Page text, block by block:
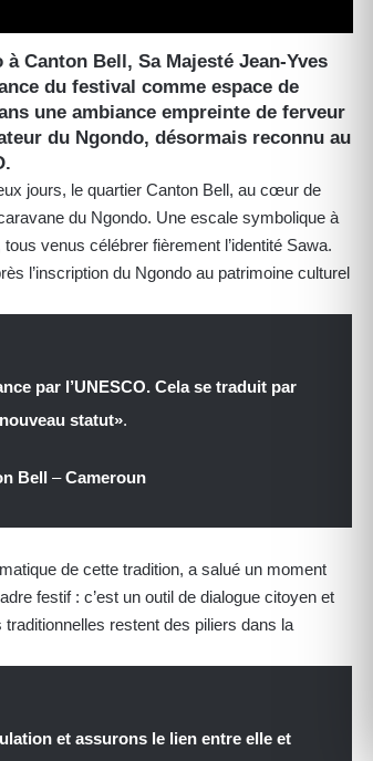
Canton Bell, Sa Majesté Jean-Yves
du festival comme espace de
une ambiance empreinte de ferveur
du Ngondo, désormais reconnu au
jours, le quartier Canton Bell, au cœur de
du Ngondo. Une escale symbolique à
venus célébrer fièrement l’identité Sawa.
l’inscription du Ngondo au patrimoine culturel
par l’UNESCO. Cela se traduit par
statut».
Bell –Cameroun
de cette tradition, a salué un moment
festif : c’est un outil de dialogue citoyen et
restent des piliers dans la
et assurons le lien entre elle et